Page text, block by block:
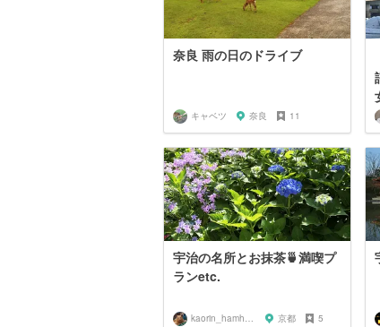
奈良 雨の日のドライブ
キャベツ 奈良 11
宇治の名所とお抹茶🍵満喫プ
ランetc.
kaorin_hamham 京都 5